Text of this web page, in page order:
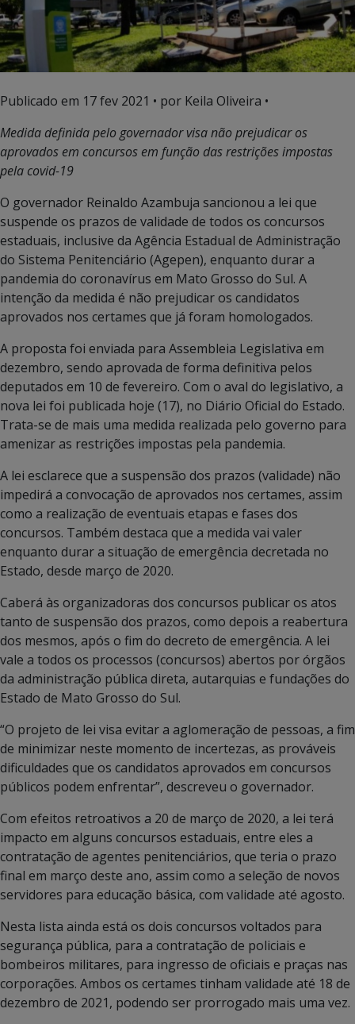
Publicado em 17 fev 2021 • por Keila Oliveira •
Medida definida pelo governador visa não prejudicar os
aprovados em concursos em função das restrições impostas
pela covid-19
O governador Reinaldo Azambuja sancionou a lei que
suspende os prazos de validade de todos os concursos
estaduais, inclusive da Agência Estadual de Administração
do Sistema Penitenciário (Agepen), enquanto durar a
pandemia do coronavírus em Mato Grosso do Sul. A
intenção da medida é não prejudicar os candidatos
aprovados nos certames que já foram homologados.
A proposta foi enviada para Assembleia Legislativa em
dezembro, sendo aprovada de forma definitiva pelos
deputados em 10 de fevereiro. Com o aval do legislativo, a
nova lei foi publicada hoje (17), no Diário Oficial do Estado.
Trata-se de mais uma medida realizada pelo governo para
amenizar as restrições impostas pela pandemia.
A lei esclarece que a suspensão dos prazos (validade) não
impedirá a convocação de aprovados nos certames, assim
como a realização de eventuais etapas e fases dos
concursos. Também destaca que a medida vai valer
enquanto durar a situação de emergência decretada no
Estado, desde março de 2020.
Caberá às organizadoras dos concursos publicar os atos
tanto de suspensão dos prazos, como depois a reabertura
dos mesmos, após o fim do decreto de emergência. A lei
vale a todos os processos (concursos) abertos por órgãos
da administração pública direta, autarquias e fundações do
Estado de Mato Grosso do Sul.
“O projeto de lei visa evitar a aglomeração de pessoas, a fim
de minimizar neste momento de incertezas, as prováveis
dificuldades que os candidatos aprovados em concursos
públicos podem enfrentar”, descreveu o governador.
Com efeitos retroativos a 20 de março de 2020, a lei terá
impacto em alguns concursos estaduais, entre eles a
contratação de agentes penitenciários, que teria o prazo
final em março deste ano, assim como a seleção de novos
servidores para educação básica, com validade até agosto.
Nesta lista ainda está os dois concursos voltados para
segurança pública, para a contratação de policiais e
bombeiros militares, para ingresso de oficiais e praças nas
corporações. Ambos os certames tinham validade até 18 de
dezembro de 2021, podendo ser prorrogado mais uma vez.